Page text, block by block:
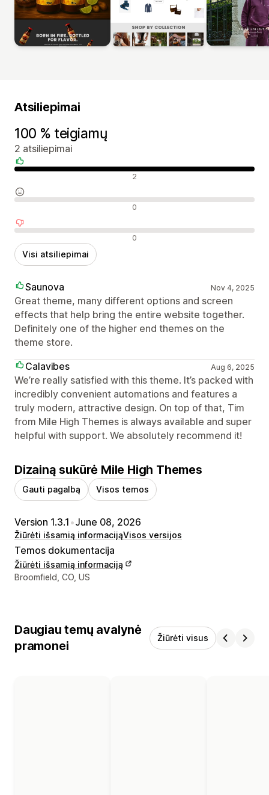
Atsiliepimai
100 % teigiamų
2 atsiliepimai
Teigiami atsiliepimai 2
Neutralūs atsiliepimai 0
Neigiami atsiliepimai 0
Visi atsiliepimai
Saunova Nov 4, 2025
Great theme, many different options and screen
effects that help bring the entire website together.
Definitely one of the higher end themes on the
theme store.
Calavibes
Aug 6, 2025
We’re really satisfied with this theme. It’s packed with
incredibly convenient automations and features a
truly modern, attractive design. On top of that, Tim
from Mile High Themes is always available and super
helpful with support. We absolutely recommend it!
Dizainą sukūrė Mile High Themes
Gauti pagalbą Visos temos
Version 1.3.1 •June 08, 2026
Žiūrėti išsamią informacijąVisos versijos
Temos dokumentacija
Žiūrėti išsamią informaciją
Kūrėjo kontaktiniai duomenys
Broomfield, CO, US
Daugiau temų avalynė
pramonei
Žiūrėti visus